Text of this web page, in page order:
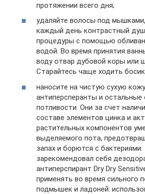
протяжении всего дня;
удаляйте волосы под
каждый день контрастный
процедуры с помощью
водой. Во время принятия
воду отвар дубовой коры или
Старайтесь чаще ходить
наносите на чистую сухую
антиперсперанты и остальные
потливости. Они за счет
составе элементов цинка и
растительных компонентов
выделяемого пота,
запах и борются с
зарекомендовал себя
антиперспирант Dry Dry
применять во время сильного
подмышек и ладоней: